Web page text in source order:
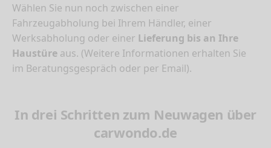
Wählen Sie nun noch zwischen einer
Fahrzeugabholung bei Ihrem Händler, einer
Werksabholung oder einer Lieferung bis an Ihre
Haustüre aus. (Weitere Informationen erhalten Sie
im Beratungsgespräch oder per Email).
In drei Schritten zum Neuwagen über
carwondo.de